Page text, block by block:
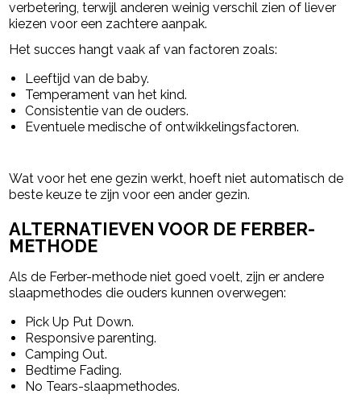
verbetering, terwijl anderen weinig verschil zien of liever
kiezen voor een zachtere aanpak.
Het succes hangt vaak af van factoren zoals:
Leeftijd van de baby.
Temperament van het kind.
Consistentie van de ouders.
Eventuele medische of ontwikkelingsfactoren.
Wat voor het ene gezin werkt, hoeft niet automatisch de
beste keuze te zijn voor een ander gezin.
ALTERNATIEVEN VOOR DE FERBER-
METHODE
Als de Ferber-methode niet goed voelt, zijn er andere
slaapmethodes die ouders kunnen overwegen:
Pick Up Put Down.
Responsive parenting.
Camping Out.
Bedtime Fading.
No Tears-slaapmethodes.